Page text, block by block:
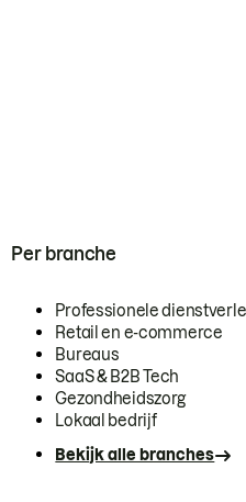
Per branche
Professionele
Retail en e-commerce
Bureaus
SaaS & B2B Tech
Gezondheidszorg
Lokaal bedrijf
Bekijk alle branches